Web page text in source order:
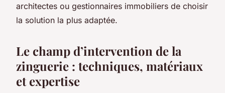
architectes ou gestionnaires immobiliers de choisir
la solution la plus adaptée.
Le champ d’intervention de la
zinguerie : techniques, matériaux
et expertise